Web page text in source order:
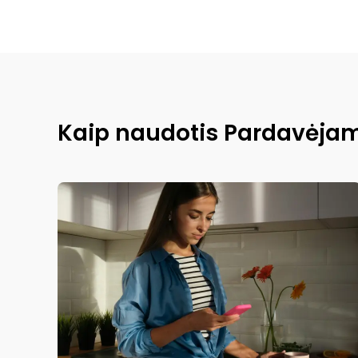
Kaip naudotis